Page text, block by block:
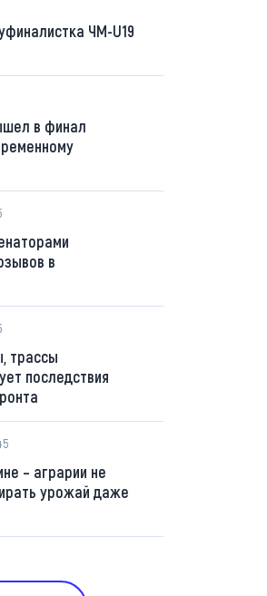
ЧМ-U19
в финал
в
трассы
последствия
– аграрии не
урожай даже